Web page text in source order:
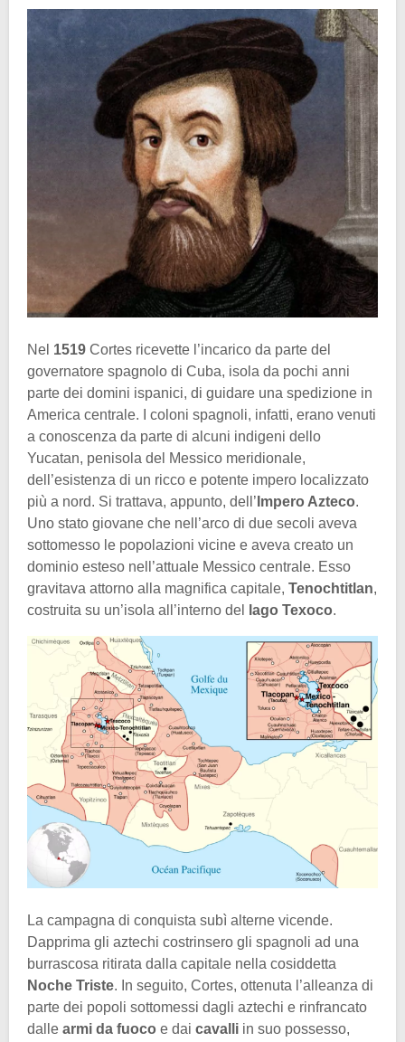
Nel 1519 Cortes ricevette l’incarico da parte del
governatore spagnolo di Cuba, isola da pochi anni
parte dei domini ispanici, di guidare una spedizione in
America centrale. I coloni spagnoli, infatti, erano venuti
a conoscenza da parte di alcuni indigeni dello
Yucatan, penisola del Messico meridionale,
dell’esistenza di un ricco e potente impero localizzato
più a nord. Si trattava, appunto, dell’ Impero Azteco.
Uno stato giovane che nell’arco di due secoli aveva
sottomesso le popolazioni vicine e aveva creato un
dominio esteso nell’attuale Messico centrale. Esso
gravitava attorno alla magnifica capitale, Tenochtitlan,
costruita su un’isola all’interno del
lago Texoco.
La campagna di conquista subì alterne vicende.
Dapprima gli aztechi costrinsero gli spagnoli ad una
burrascosa ritirata dalla capitale nella cosiddetta
Noche Triste. In seguito, Cortes, ottenuta l’alleanza di
parte dei popoli sottomessi dagli aztechi e rinfrancato
dalle armi da fuoco e dai cavalli in suo possesso,